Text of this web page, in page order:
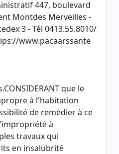
447, boulevard
Montdes Merveilles -
3 - Tél 0413.55.8010/
www.pacaarssante
que le
à l'habitation
de remédier à ce
à
travaux qui
en insalubrité